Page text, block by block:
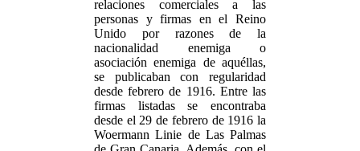
relaciones comerciales a las
personas y firmas en el Reino
Unido por razones de la
nacionalidad enemiga o
asociación enemiga de aquéllas,
se publicaban con regularidad
desde febrero de 1916. Entre las
firmas listadas se encontraba
desde el 29 de febrero de 1916 la
Woermann Linie de Las Palmas